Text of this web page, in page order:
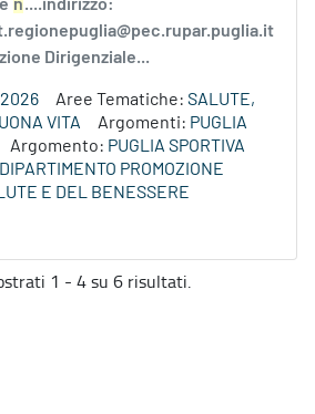
n....indirizzo:
Dirigenziale...
2026 Aree Tematiche: SALUTE,
VITA
Argomenti: PUGLIA
Argomento: PUGLIA SPORTIVA
DIPARTIMENTO PROMOZIONE
E DEL BENESSERE
1 - 4 su 6 risultati.
Seguente